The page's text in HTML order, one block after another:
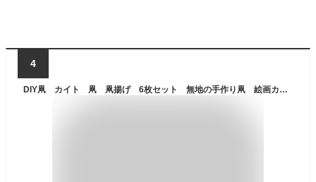
4
DIY凧 カイト 凧 凧揚げ 6枚セット 無地の手作り凧 絵画カイト ホワイト ダイヤモンド凧 カイトキット